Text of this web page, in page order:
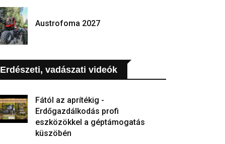
Austrofoma 2027
Erdészeti, vadászati videók
Fától az aprítékig -
Erdőgazdálkodás profi
eszközökkel a géptámogatás
küszöbén